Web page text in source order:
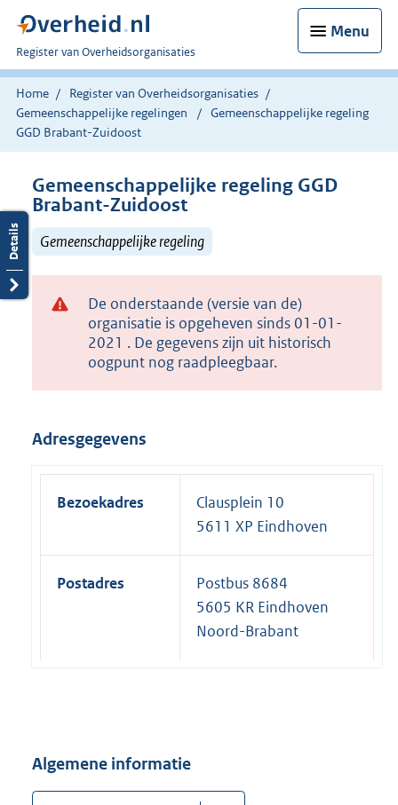
Menu
U
bent
nu
hier:
Register van Overheidsorganisaties
Home
Register van Overheidsorganisaties
Gemeenschappelijke regelingen
Gemeenschappelijke regeling
GGD Brabant-Zuidoost
Gemeenschappelijke regeling GGD
Brabant-Zuidoost
Gemeenschappelijke regeling
De onderstaande (versie van de)
organisatie is opgeheven sinds 01-01-
2021 . De gegevens zijn uit historisch
oogpunt nog raadpleegbaar.
Adresgegevens
Bezoekadres
Clausplein 10
5611 XP Eindhoven
Postadres
Postbus 8684
5605 KR Eindhoven
Noord-Brabant
Algemene informatie